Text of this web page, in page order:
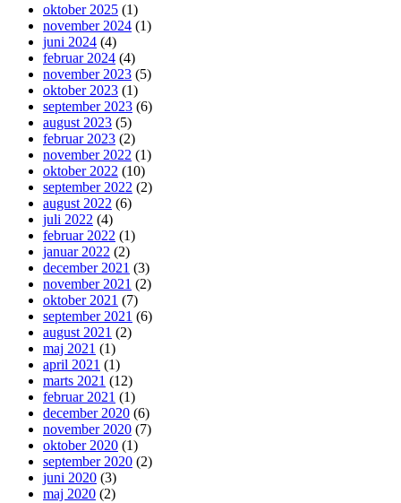
oktober 2025 (1)
november 2024 (1)
juni 2024 (4)
februar 2024 (4)
november 2023 (5)
oktober 2023 (1)
september 2023 (6)
august 2023 (5)
februar 2023 (2)
november 2022 (1)
oktober 2022 (10)
september 2022 (2)
august 2022 (6)
juli 2022 (4)
februar 2022 (1)
januar 2022 (2)
december 2021 (3)
november 2021 (2)
oktober 2021 (7)
september 2021 (6)
august 2021 (2)
maj 2021 (1)
april 2021 (1)
marts 2021 (12)
februar 2021 (1)
december 2020 (6)
november 2020 (7)
oktober 2020 (1)
september 2020 (2)
juni 2020 (3)
maj 2020 (2)